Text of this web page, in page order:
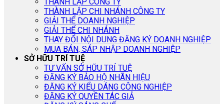
THÀNH LẬP CHI NHÁNH CÔNG TY
GIẢI THỂ DOANH NGHIỆP
GIẢI THỂ CHI NHÁNH
THAY ĐỔI NỘI DUNG ĐĂNG KÝ DOANH NGHIỆP
MUA BÁN, SÁP NHẬP DOANH NGHIỆP
SỞ HỮU TRÍ TUỆ
TƯ VẤN SỞ HỮU TRÍ TUỆ
ĐĂNG KÝ BẢO HỘ NHÃN HIỆU
ĐĂNG KÝ KIỂU DÁNG CÔNG NGHIỆP
ĐĂNG KÝ QUYỀN TÁC GIẢ